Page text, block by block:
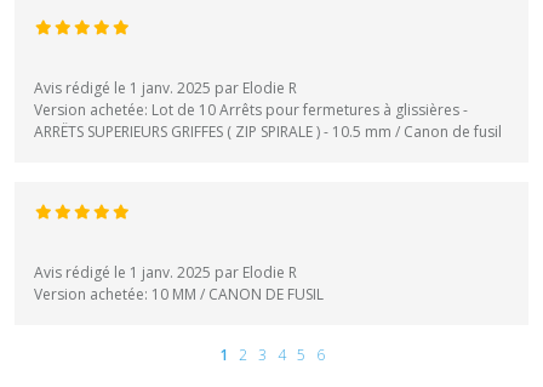
Avis rédigé le 1 janv. 2025 par Elodie R
Version achetée: Lot de 10 Arrêts pour fermetures à glissières -
ARRËTS SUPERIEURS GRIFFES ( ZIP SPIRALE ) - 10.5 mm / Canon de fusil
Avis rédigé le 1 janv. 2025 par Elodie R
Version achetée: 10 MM / CANON DE FUSIL
1 2 3 4 5 6